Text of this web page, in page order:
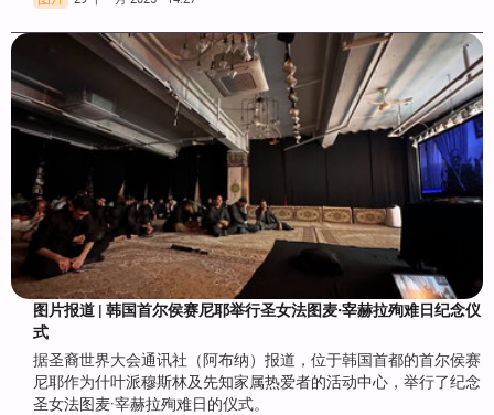
图片报道 | 韩国首尔侯赛尼耶举行圣女法图麦·宰赫拉殉难日纪念仪
式
据圣裔世界大会通讯社（阿布纳）报道，位于韩国首都的首尔侯赛
尼耶作为什叶派穆斯林及先知家属热爱者的活动中心，举行了纪念
圣女法图麦·宰赫拉殉难日的仪式。